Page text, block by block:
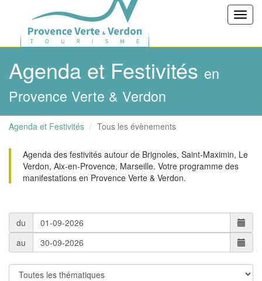
Agenda et Festivités en
Provence Verte & Verdon
Agenda et Festivités Tous les évènements
Agenda des festivités autour de Brignoles, Saint-Maximin, Le
Verdon, Aix-en-Provence, Marseille. Votre programme des
manifestations en Provence Verte & Verdon.
du
au